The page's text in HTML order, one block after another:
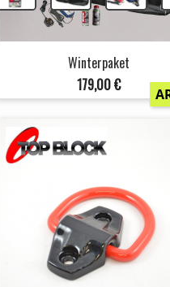
Winterpaket
Preis
179,00 €